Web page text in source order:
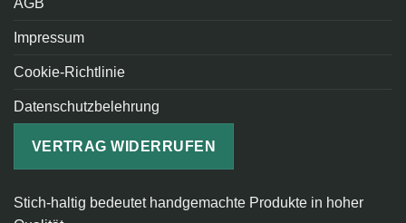
AGB
Impressum
Cookie-Richtlinie
Datenschutzbelehrung
VERTRAG WIDERRUFEN
Stich-haltig bedeutet handgemachte Produkte in hoher